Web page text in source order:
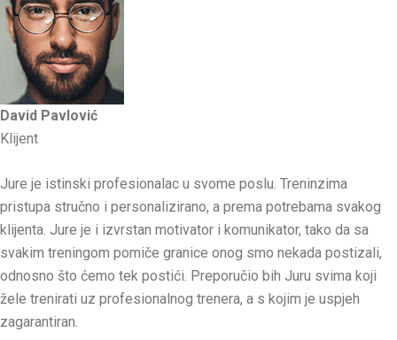
David Pavlović
Klijent
Jure je istinski profesionalac u svome poslu. Treninzima
pristupa stručno i personalizirano, a prema potrebama svakog
klijenta. Jure je i izvrstan motivator i komunikator, tako da sa
svakim treningom pomiče granice onog smo nekada postizali,
odnosno što ćemo tek postići. Preporučio bih Juru svima koji
žele trenirati uz profesionalnog trenera, a s kojim je uspjeh
zagarantiran.